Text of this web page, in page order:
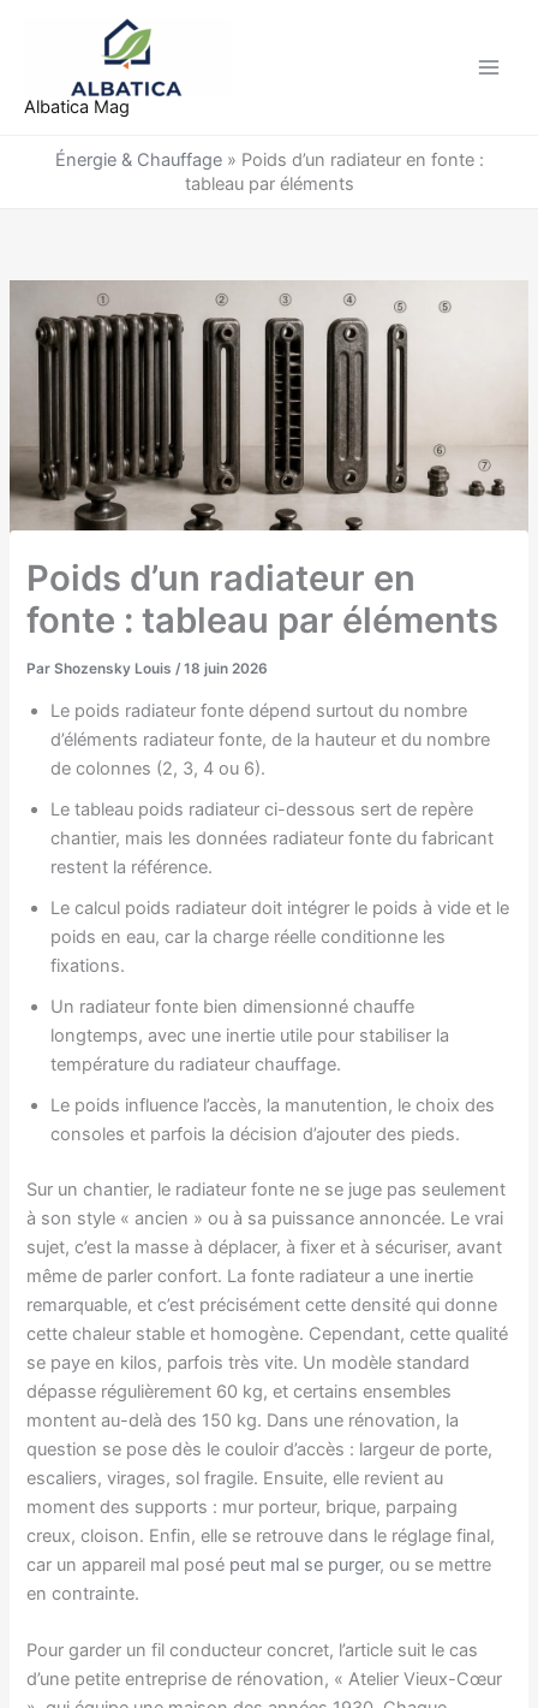
Albatica Mag
Énergie & Chauffage» Poids d’un radiateur en fonte :
tableau par éléments
Poids d’un radiateur en
fonte : tableau par éléments
ParShozensky Louis /18 juin 2026
Le poids radiateur fonte dépend surtout du nombre
d’éléments radiateur fonte, de la hauteur et du nombre
de colonnes (2, 3, 4 ou 6).
Le tableau poids radiateur ci-dessous sert de repère
chantier, mais les données radiateur fonte du fabricant
restent la référence.
Le calcul poids radiateur doit intégrer le poids à vide et le
poids en eau, car la charge réelle conditionne les
fixations.
Un radiateur fonte bien dimensionné chauffe
longtemps, avec une inertie utile pour stabiliser la
température du radiateur chauffage.
Le poids influence l’accès, la manutention, le choix des
consoles et parfois la décision d’ajouter des pieds.
Sur un chantier, le radiateur fonte ne se juge pas seulement
à son style « ancien » ou à sa puissance annoncée. Le vrai
sujet, c’est la masse à déplacer, à fixer et à sécuriser, avant
même de parler confort. La fonte radiateur a une inertie
remarquable, et c’est précisément cette densité qui donne
cette chaleur stable et homogène. Cependant, cette qualité
se paye en kilos, parfois très vite. Un modèle standard
dépasse régulièrement 60 kg, et certains ensembles
montent au-delà des 150 kg. Dans une rénovation, la
question se pose dès le couloir d’accès : largeur de porte,
escaliers, virages, sol fragile. Ensuite, elle revient au
moment des supports : mur porteur, brique, parpaing
creux, cloison. Enfin, elle se retrouve dans le réglage final,
car un appareil mal posé peut mal se purger, ou se mettre
en contrainte.
Pour garder un fil conducteur concret, l’article suit le cas
d’une petite entreprise de rénovation, « Atelier Vieux-Cœur